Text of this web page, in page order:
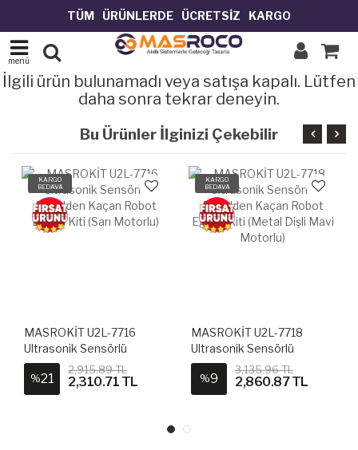
TÜM ÜRÜNLERDE ÜCRETSİZ KARGO
menü
İlgili ürün bulunamadı veya satışa kapalı. Lütfen
daha sonra tekrar deneyin.
Bu Ürünler İlginizi Çekebilir
KARGO
BEDAVA
MASROKİT U2L-7716
Ultrasonik Sensörlü
Engelden Kaçan Robot
Eğitim Kiti (Sarı Motorlu)
%21
2,915.89 TL
2,310.71 TL
KARGO
BEDAVA
MASROKİT U2L-7718
Ultrasonik Sensörlü
Engelden Kaçan Robot
Eğitim Kiti (Metal Dişli Mavi
Motorlu)
%9
3,135.96 TL
2,860.87 TL